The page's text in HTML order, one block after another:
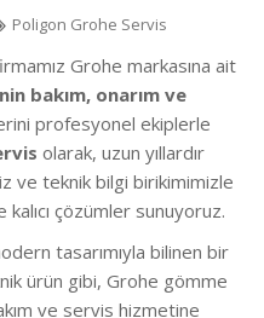
Poligon Grohe Servis
Grohe markasına ait
bakım, onarım ve
profesyonel ekiplerle
olarak, uzun yıllardır
ve teknik bilgi birikimimizle
çözümler sunuyoruz.
tasarımıyla bilinen bir
ürün gibi, Grohe gömme
ve servis hizmetine